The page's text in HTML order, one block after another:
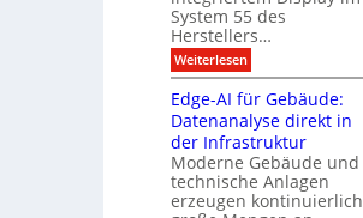
a
u
g
r
a
u
c
h
m
e
i
l
d
u
n
g
s
z
e
M
ü
n
c
h
e
n
2
0
2
6
System 55 des
Herstellers…
Weiterlesen:
S
m
a
r
t
e
r
T
a
Edge-AI für Gebäude:
Datenanalyse direkt in
der Infrastruktur
Moderne Gebäude und
technische Anlagen
erzeugen kontinuierlich